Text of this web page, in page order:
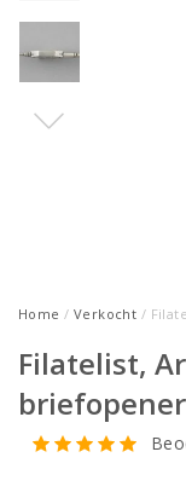
Home / Verkocht /
Filatelist,
briefopener